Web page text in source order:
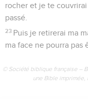
rocher et je te couvrirai
passé.
23 Puis je retirerai ma
ma face ne pourra pas
© Société biblique française –
une Bible